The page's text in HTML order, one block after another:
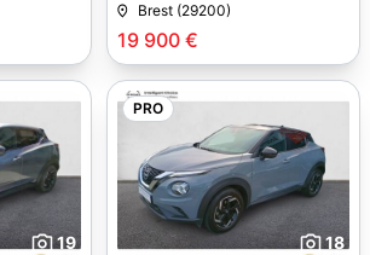
19 900 €
Brest (29200)
19
PRO
18